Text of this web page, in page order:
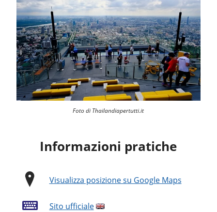
Foto di Thailandiapertutti.it
Informazioni pratiche
Visualizza posizione su Google Maps
Sito ufficiale